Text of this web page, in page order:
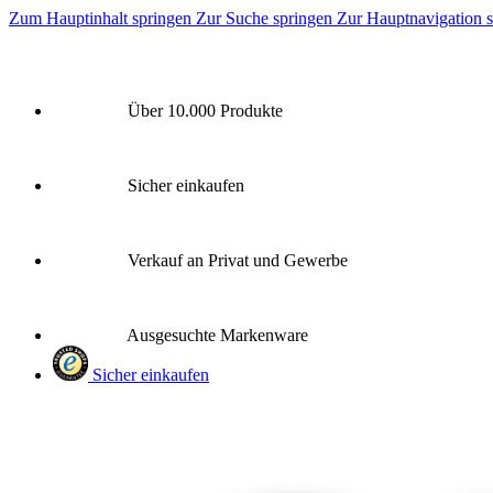
Zum Hauptinhalt springen Zur Suche springen Zur Hauptnavigation
Über 10.000 Produkte
Sicher einkaufen
Verkauf an Privat und Gewerbe
Ausgesuchte Markenware
Sicher einkaufen